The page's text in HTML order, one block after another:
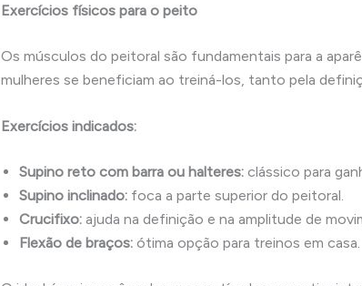
Exercícios físicos para o peito
Os músculos do peitoral são fundamentais para a
mulheres se beneficiam ao treiná-los, tanto pela
Exercícios indicados:
Supino reto com barra ou halteres: clássico para
Supino inclinado: foca a parte superior do peitoral.
Crucifixo: ajuda na definição e na amplitude de
Flexão de braços: ótima opção para treinos em casa.